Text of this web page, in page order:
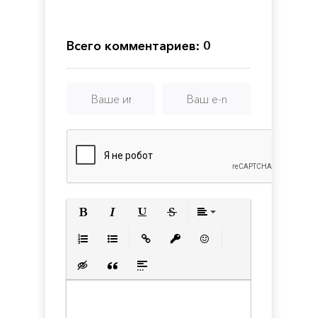
Deceit
Всего комментариев: 0
Вставка скрытого текста
Вставка цитаты
Вставка спойлера